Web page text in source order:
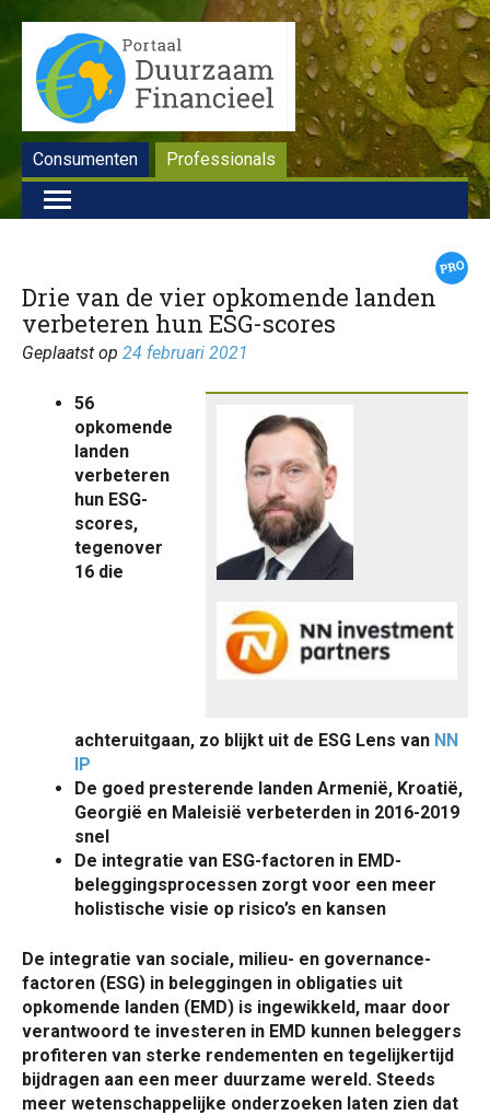
Consumenten Professionals
Drie van de vier opkomende landen
verbeteren hun ESG-scores
Geplaatst op 24 februari 2021
56
opkomende
landen
verbeteren
hun ESG-
scores,
tegenover
16 die
achteruitgaan, zo blijkt uit de ESG Lens van NN
IP
De goed presterende landen Armenië, Kroatië,
Georgië en Maleisië verbeterden in 2016-2019
snel
De integratie van ESG-factoren in EMD-
beleggingsprocessen zorgt voor een meer
holistische visie op risico’s en kansen
De integratie van sociale, milieu- en governance-
factoren (ESG) in beleggingen in obligaties uit
opkomende landen (EMD) is ingewikkeld, maar door
verantwoord te investeren in EMD kunnen beleggers
profiteren van sterke rendementen en tegelijkertijd
bijdragen aan een meer duurzame wereld. Steeds
meer wetenschappelijke onderzoeken laten zien dat